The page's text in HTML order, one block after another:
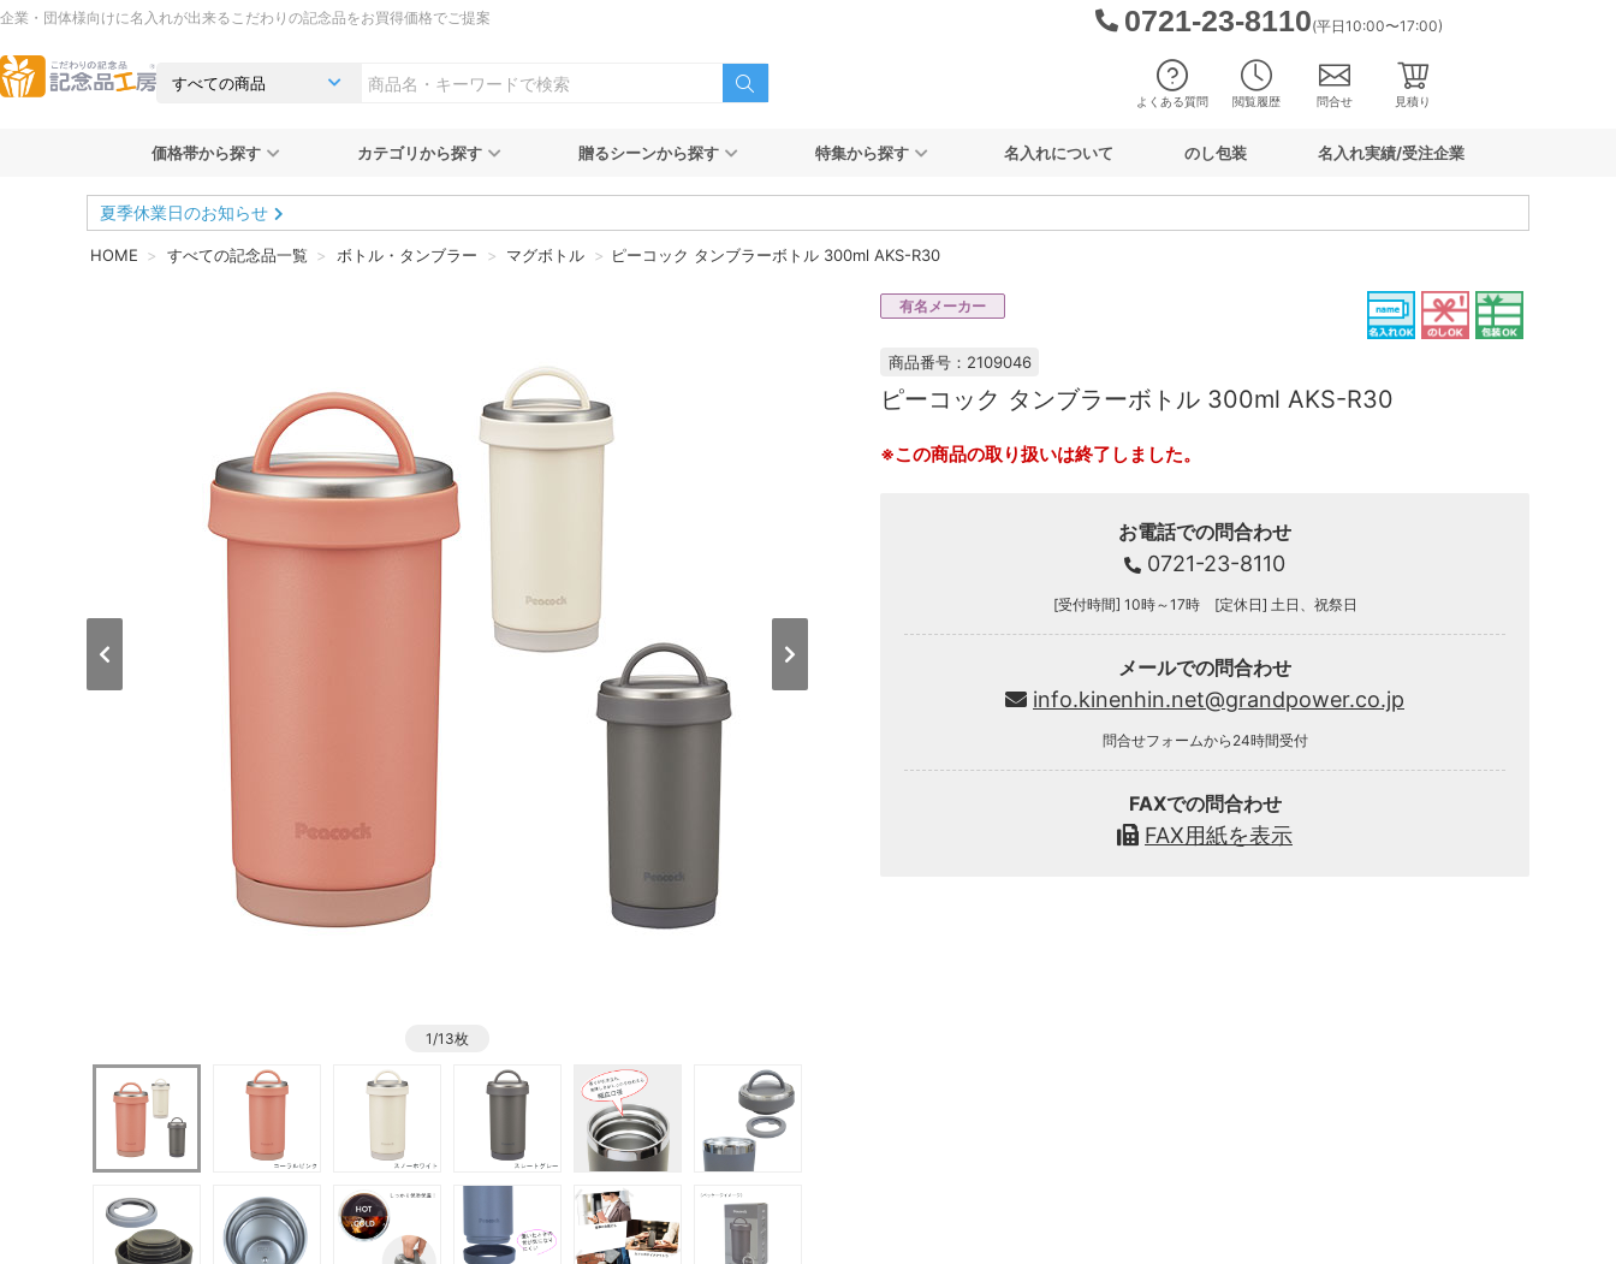
企業・団体様向けに名入れが出来るこだわりの記念品をお買得価格でご提案 0721-23-8110(平日10:00〜17:00)
よくある質問 閲覧履歴 問合せ 見積り
価格帯から探す カテゴリから探す 贈るシーンから探す 特集から探す 名入れについて のし包装 名入れ実績/受注企業
夏季休業日のお知らせ
HOME すべての記念品一覧 ボトル・タンブラー マグボトル ピーコック タンブラーボトル 300ml AKS-R30
1/13枚
有名メーカー
商品番号：2109046
ピーコック タンブラーボトル 300ml AKS-R30
※この商品の取り扱いは終了しました。
お電話での問合わせ
0721-23-8110
[受付時間] 10時～17時 [定休日] 土日、祝祭日
メールでの問合わせ
info.kinenhin.net@grandpower.co.jp
問合せフォームから24時間受付
FAXでの問合わせ
FAX用紙を表示